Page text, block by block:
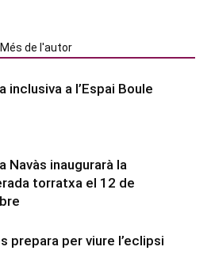
Més de l'autor
inclusiva a l’Espai Boule
Navàs inaugurarà la
torratxa el 12 de
prepara per viure l’eclipsi